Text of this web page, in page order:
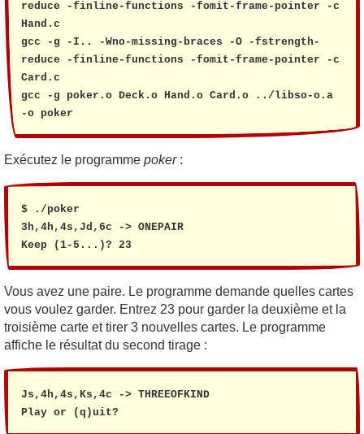
reduce -finline-functions -fomit-frame-pointer -c
Hand.c
gcc -g -I.. -Wno-missing-braces -O -fstrength-
reduce -finline-functions -fomit-frame-pointer -c
Card.c
gcc -g poker.o Deck.o Hand.o Card.o ../libso-o.a
-o poker
Exécutez le programme poker:
$ ./poker
3h,4h,4s,Jd,6c -> ONEPAIR
Keep (1-5...)? 23
Vous avez une paire. Le programme demande quelles cartes
vous voulez garder. Entrez 23 pour garder la deuxième et la
troisième carte et tirer 3 nouvelles cartes. Le programme
affiche le résultat du second tirage :
Js,4h,4s,Ks,4c -> THREEOFKIND
Play or (q)uit?